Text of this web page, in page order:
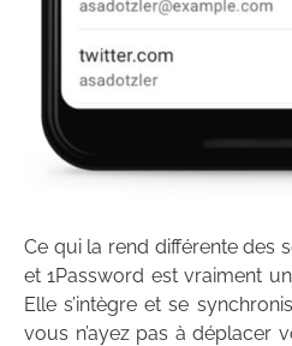
Ce qui la rend différente des
et 1Password est vraiment
Elle s’intègre et se
vous n’ayez pas à déplacer